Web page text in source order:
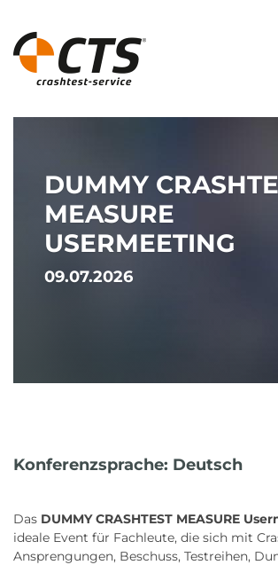
DUMMY
MEASURE
USERMEETING
09.07.2026
Konferenzsprache: Deutsch
Das DUMMY CRASHTEST MEASURE
ideale Event für Fachleute, die sich mit
Ansprengungen, Beschuss, Testreihen,